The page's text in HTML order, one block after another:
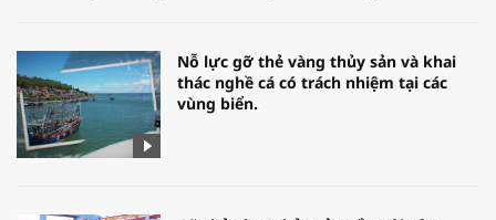
Nỗ lực gỡ thẻ vàng thủy sản và khai
thác nghề cá có trách nhiệm tại các
vùng biển.